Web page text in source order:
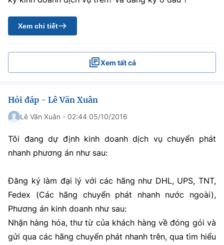
Xem chi tiết
Xem tất cả
Hỏi đáp - Lê Văn Xuân
Lê Văn Xuân - 02:44 05/10/2016
Tôi đang dự định kinh doanh dịch vụ chuyển phát
nhanh phương án như sau:
Đăng ký làm đại lý với các hãng như DHL, UPS, TNT,
Fedex (Các hãng chuyển phát nhanh nước ngoài),
Phương án kinh doanh như sau:
Nhận hàng hóa, thư từ của khách hàng về đóng gói và
gửi qua các hãng chuyển phát nhanh trên, qua tìm hiểu